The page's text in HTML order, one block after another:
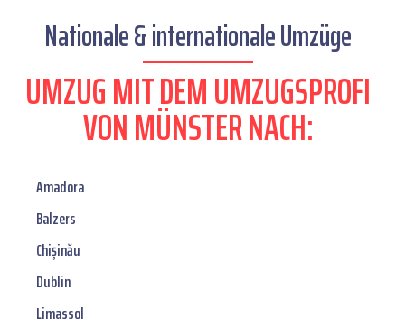
Nationale & internationale Umzüge
UMZUG MIT DEM UMZUGSPROFI
VON MÜNSTER NACH:
Amadora
Balzers
Chișinău
Dublin
Limassol